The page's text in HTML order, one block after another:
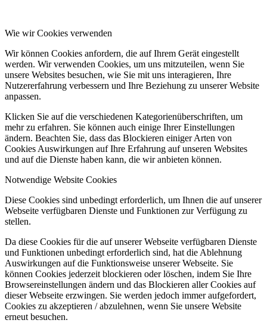
Wie wir Cookies verwenden
Wir können Cookies anfordern, die auf Ihrem Gerät eingestellt
werden. Wir verwenden Cookies, um uns mitzuteilen, wenn Sie
unsere Websites besuchen, wie Sie mit uns interagieren, Ihre
Nutzererfahrung verbessern und Ihre Beziehung zu unserer Website
anpassen.
Klicken Sie auf die verschiedenen Kategorienüberschriften, um
mehr zu erfahren. Sie können auch einige Ihrer Einstellungen
ändern. Beachten Sie, dass das Blockieren einiger Arten von
Cookies Auswirkungen auf Ihre Erfahrung auf unseren Websites
und auf die Dienste haben kann, die wir anbieten können.
Notwendige Website Cookies
Diese Cookies sind unbedingt erforderlich, um Ihnen die auf unserer
Webseite verfügbaren Dienste und Funktionen zur Verfügung zu
stellen.
Da diese Cookies für die auf unserer Webseite verfügbaren Dienste
und Funktionen unbedingt erforderlich sind, hat die Ablehnung
Auswirkungen auf die Funktionsweise unserer Webseite. Sie
können Cookies jederzeit blockieren oder löschen, indem Sie Ihre
Browsereinstellungen ändern und das Blockieren aller Cookies auf
dieser Webseite erzwingen. Sie werden jedoch immer aufgefordert,
Cookies zu akzeptieren / abzulehnen, wenn Sie unsere Website
erneut besuchen.